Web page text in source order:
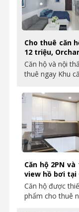
Cho thuê căn
12 triệu,
Căn hộ và nội
thuê ngay Khu
Căn hộ 2PN
view hồ bơi tại
Căn hộ được
phẩm cho thuê